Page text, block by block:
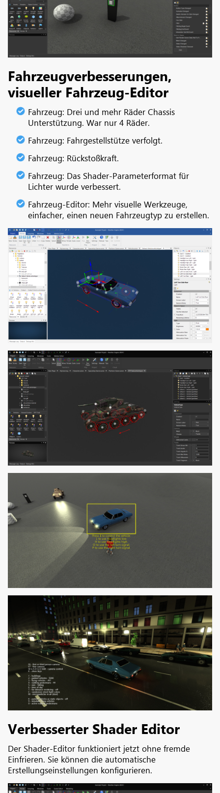
Fahrzeugverbesserungen,
visueller Fahrzeug-Editor
Fahrzeug: Drei und mehr Räder Chassis
Unterstützung. War nur 4 Räder.
Fahrzeug: Fahrgestellstütze verfolgt.
Fahrzeug: Rückstoßkraft.
Fahrzeug: Das Shader-Parameterformat für
Lichter wurde verbessert.
Fahrzeug-Editor: Mehr visuelle Werkzeuge,
einfacher, einen neuen Fahrzeugtyp zu erstellen.
Verbesserter Shader Editor
Der Shader-Editor funktioniert jetzt ohne fremde
Einfrieren. Sie können die automatische
Erstellungseinstellungen konfigurieren.